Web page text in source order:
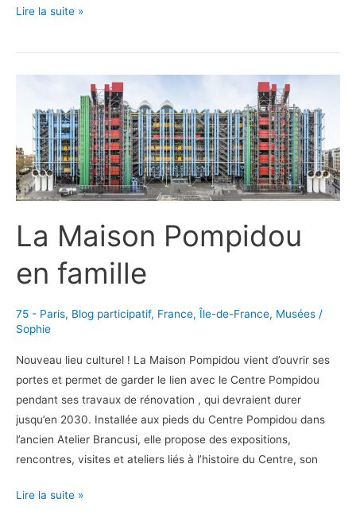
Avec
au
Lire la suite »
La Maison Pompidou
en famille
75 - Paris, Blog participatif, France, Île-de-France, Musées /
Sophie
Nouveau lieu culturel ! La Maison Pompidou vient d’ouvrir ses
portes et permet de garder le lien avec le Centre Pompidou
pendant ses travaux de rénovation , qui devraient durer
jusqu’en 2030. Installée aux pieds du Centre Pompidou dans
l’ancien Atelier Brancusi, elle propose des expositions,
rencontres, visites et ateliers liés à l’histoire du Centre, son
La
Lire la suite »